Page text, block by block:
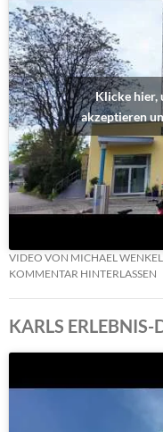
Klicke hier,
akzeptieren
VIDEO VON MICHAEL WENKEL
KOMMENTAR HINTERLASSEN
KARLS ERLEBNIS-